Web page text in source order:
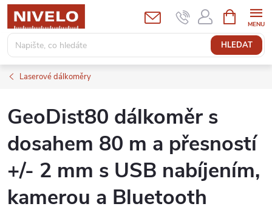
Přejít
obsah
HLEDAT
NÁKUPNÍ
KOŠÍK
Laserové dálkoměry
GeoDist80 dálkoměr s
dosahem 80 m a přesností
+/- 2 mm s USB nabíjením,
kamerou a Bluetooth